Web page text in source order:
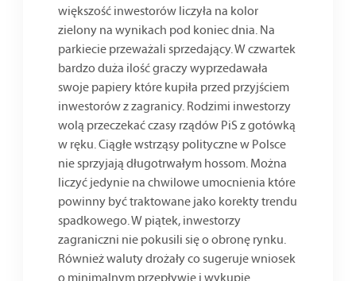
większość inwestorów liczyła na kolor
zielony na wynikach pod koniec dnia. Na
parkiecie przeważali sprzedający. W czwartek
bardzo duża ilość graczy wyprzedawała
swoje papiery które kupiła przed przyjściem
inwestorów z zagranicy. Rodzimi inwestorzy
wolą przeczekać czasy rządów PiS z gotówką
w ręku. Ciągłe wstrząsy polityczne w Polsce
nie sprzyjają długotrwałym hossom. Można
liczyć jedynie na chwilowe umocnienia które
powinny być traktowane jako korekty trendu
spadkowego. W piątek, inwestorzy
zagraniczni nie pokusili się o obronę rynku.
Również waluty drożały co sugeruje wniosek
o minimalnym przepływie i wykupie